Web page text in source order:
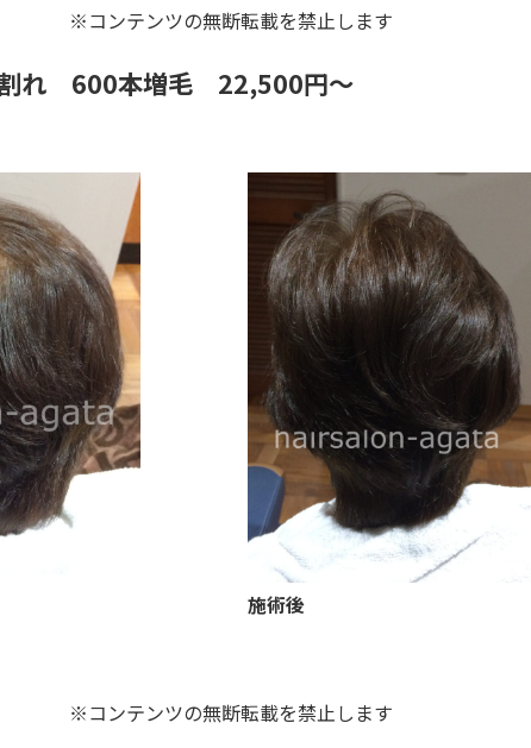
※コンテンツの無断転載を禁止します
れ 600本増毛 22,500円～
施術後
※コンテンツの無断転載を禁止します